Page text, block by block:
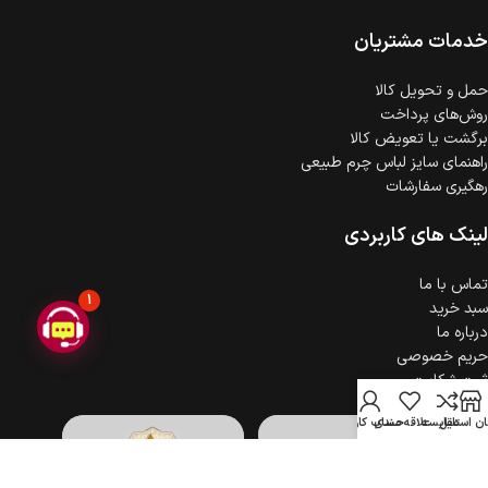
گارانتی معتبر برای تمامی محصولات ارائه می‌شود.خدمات مشتریان
حمل‌ و تحویل کالا
روش‌های پرداخت
برگشت یا تعویض کالا
راهنمای سایز لباس چرم طبیعی
رهگیری سفارشات
لینک های کاربردی
تماس با ما
سبد خرید
درباره ما
حریم خصوصی
ثبت شکایت
استایلمقایسهعلاقه مندی
حساب کاربری
1